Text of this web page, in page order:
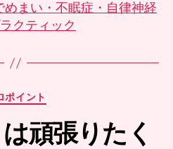
めまい・不眠症・自律神経
クティック
カ
ゴ
リ
ポイント
頑張りたく